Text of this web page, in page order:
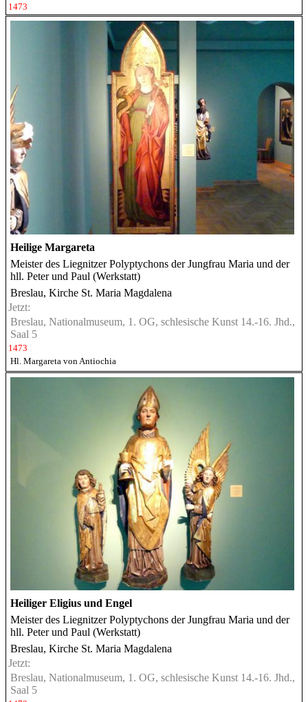
1473
Heilige Margareta
Meister des Liegnitzer Polyptychons der Jungfrau Maria und der
hll. Peter und Paul (Werkstatt)
Breslau, Kirche St. Maria Magdalena
Jetzt:
Breslau, Nationalmuseum, 1. OG, schlesische Kunst 14.-16. Jhd.,
Saal 5
1473
Hl. Margareta von Antiochia
Heiliger Eligius und Engel
Meister des Liegnitzer Polyptychons der Jungfrau Maria und der
hll. Peter und Paul (Werkstatt)
Breslau, Kirche St. Maria Magdalena
Jetzt:
Breslau, Nationalmuseum, 1. OG, schlesische Kunst 14.-16. Jhd.,
Saal 5